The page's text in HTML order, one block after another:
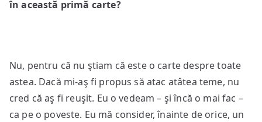
în această primă carte?
Nu, pentru că nu ştiam că este o carte despre toate
astea. Dacă mi-aş fi propus să atac atâtea teme, nu
cred că aş fi reuşit. Eu o vedeam – şi încă o mai fac –
ca pe o poveste. Eu mă consider, înainte de orice, un